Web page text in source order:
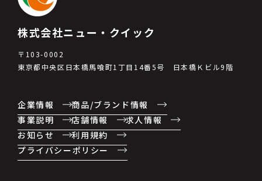
株式会社ニュー・クイック
〒103-0002
東京都中央区日本橋馬喰町1丁目14番5号 日本橋Ｋビル9階
企業情報
商品/ブランド情報
事業説明
店舗情報
求人情報
お知らせ
利用規約
プライバシーポリシー